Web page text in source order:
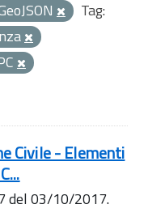
Tag:
Civile - Elementi
del 03/10/2017.